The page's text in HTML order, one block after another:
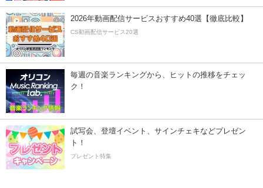
2026年動画配信サービスおすすめ40選【徹底比較】
CS動画配信サービス20選
毎週の音楽ランキングから、ヒットの推移をチェッ
ク！
試写会、登壇イベント、サインチェキなどプレゼン
ト！
プレゼント特集